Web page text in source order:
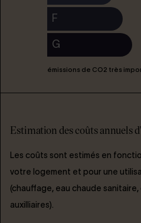
F
G
émissions de CO2 très
Estimation des coûts annuels
Les coûts sont estimés en
votre logement et pour une
(chauffage, eau chaude
auxilliaires).